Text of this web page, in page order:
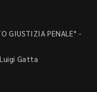
GIUSTIZIA PENALE" -
Gatta